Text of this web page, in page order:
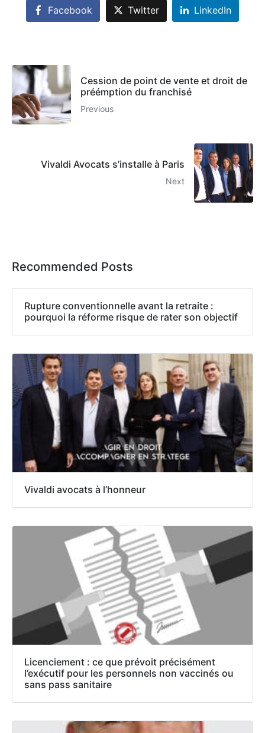
Facebook Twitter LinkedIn
Cession de point de vente et droit de
préémption du franchisé
Previous
Vivaldi Avocats s’installe à Paris
Next
Recommended Posts
Rupture conventionnelle avant la retraite :
pourquoi la réforme risque de rater son objectif
Vivaldi avocats à l’honneur
Licenciement : ce que prévoit précisément
l’exécutif pour les personnels non vaccinés ou
sans pass sanitaire